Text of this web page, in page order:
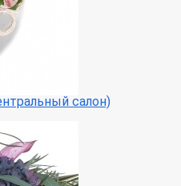
салон)